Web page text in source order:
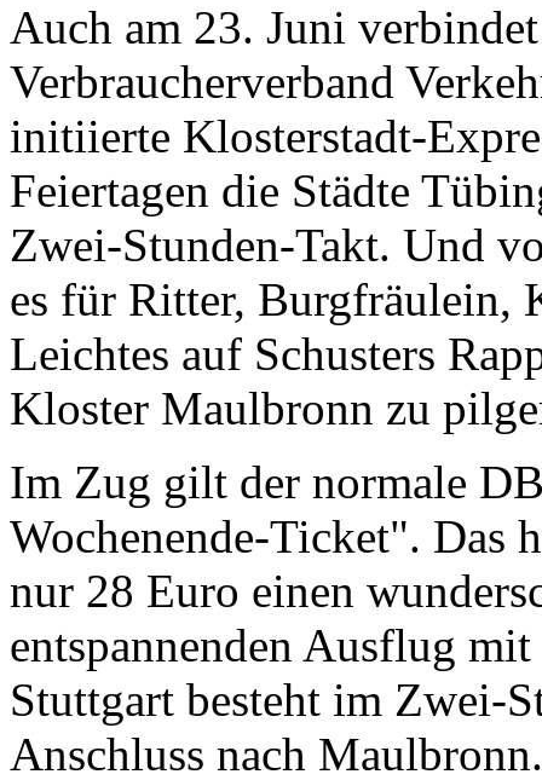
Auch am 23. Juni
Verbraucherverband
initiierte Klosterstadt-
Feiertagen die Städte
Zwei-Stunden-Takt. Und
es für Ritter, Burgfräulein,
Leichtes auf Schusters
Kloster Maulbronn zu
Im Zug gilt der normale
Wochenende-Ticket". Das
nur 28 Euro einen
entspannenden Ausflug
Stuttgart besteht im Zwei-
Anschluss nach Maulbronn.